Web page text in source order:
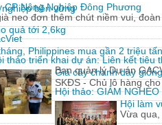
bền vững
quả tới 2,6kg
Philippines mua gần 2 triệu
Giả cây chanh dây
SKĐS - Chủ lô hàng
Hội làm
Vừa qua,
CP Nông Nghiệp Đông Phương
neo đơn thêm chút niềm vui,
thảo triển khai dự án: Liên kết tiêu
Ban quản lý Dự án
Hội thảo: GIẢM